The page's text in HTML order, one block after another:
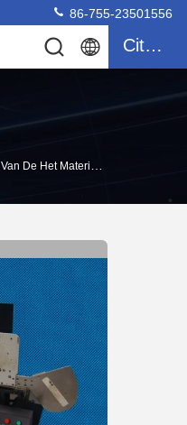
86-755-23501556
Citaat
Van De Het Materiaalvoeder Van FUJI CP6 SMT De Kaliberbepalingskaliber Met LEIDENE Goedgekeurde Vertoning ISO